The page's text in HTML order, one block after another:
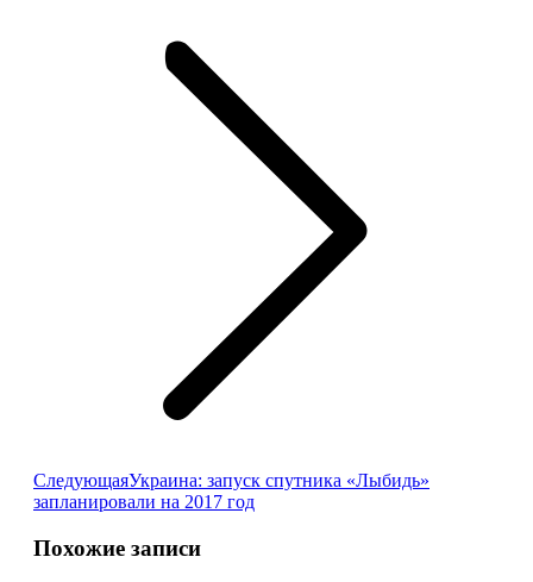
СледующаяСледующая
запись:
Украина: запуск спутника «Лыбидь»
запланировали на 2017 год
Похожие записи